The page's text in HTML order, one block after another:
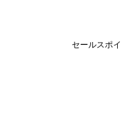
セールスポ